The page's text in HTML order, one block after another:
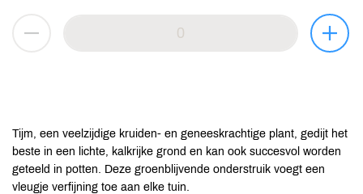
Tijm, een veelzijdige kruiden- en geneeskrachtige plant, gedijt het
beste in een lichte, kalkrijke grond en kan ook succesvol worden
geteeld in potten. Deze groenblijvende onderstruik voegt een
vleugje verfijning toe aan elke tuin.